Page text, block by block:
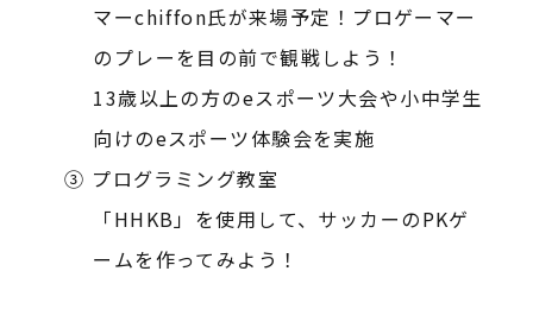
マーchiffon氏が来場予定！プロゲーマー
のプレーを目の前で観戦しよう！
13歳以上の方のeスポーツ大会や小中学生
向けのeスポーツ体験会を実施
③ プログラミング教室
「HHKB」を使用して、サッカーのPKゲ
ームを作ってみよう！